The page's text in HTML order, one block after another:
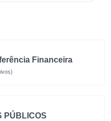
Financeira
PÚBLICOS